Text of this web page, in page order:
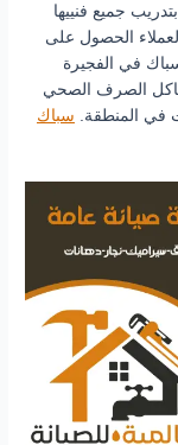
جميع فنييها
الحصول على
في الفجيرة
الصرف الصحي
في المنطقة.
سباك